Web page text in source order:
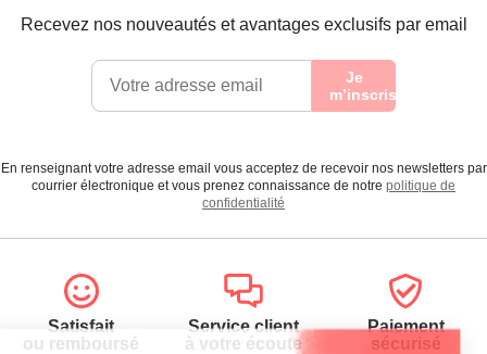
Recevez nos nouveautés et avantages exclusifs par email
Je
m’inscris
En renseignant votre adresse email vous acceptez de recevoir nos newsletters par
courrier électronique et vous prenez connaissance de notre politique de
confidentialité
Satisfait
ou remboursé
Service client
à votre écoute
Paiement
sécurisé